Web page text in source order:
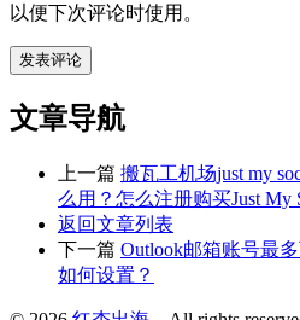
以便下次评论时使用。
文章导航
上一篇 搬瓦工机场just my
么用？怎么注册购买Just My
返回文章列表
下一篇 Outlook邮箱账号最
如何设置？